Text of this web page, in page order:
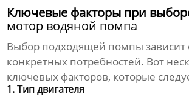
Ключевые факторы при
мотор водяной помпа
Выбор подходящей помпы зависит
конкретных потребностей. Вот
ключевых факторов, которые
1. Тип двигателя